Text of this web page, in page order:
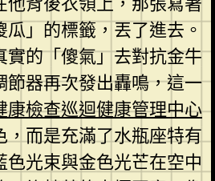
」的標籤，丟了進去。
的「傻氣」去對抗金牛
節器再次發出轟鳴，這一
康檢查巡迴健康管理中心
而是充滿了水瓶座特有
光束與金色光芒在空中